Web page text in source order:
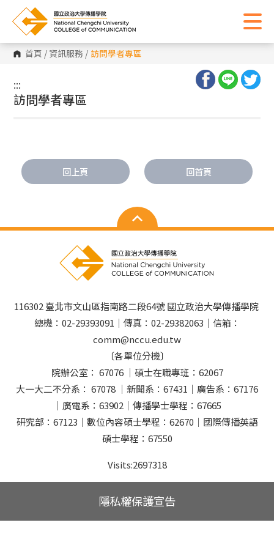
首頁 / 資訊服務 / 訪問學者專區
:::
:::
訪問學者專區
回上頁 回首頁
116302 臺北市文山區指南路二段64號 國立政治大學傳播學院
總機：02-29393091｜傳真：02-29382063｜信箱：
comm@nccu.edu.tw
〔各單位分機〕
院辦公室： 67076 ｜碩士在職專班：62067
大一大二不分系： 67078 ｜新聞系：67431｜廣告系：67176
｜廣電系：63902｜傳播學士學程：67665
研究部：67123｜數位內容碩士學程：62670｜國際傳播英語
碩士學程：67550
Visits:2697318
隱私權保護宣告